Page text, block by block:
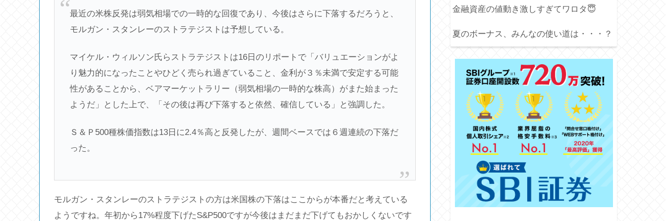
最近の米株反発は弱気相場での一時的な回復であり、今後はさらに下落するだろうと、
モルガン・スタンレーのストラテジストは予想している。
マイケル・ウィルソン氏らストラテジストは16日のリポートで「バリュエーションがよ
り魅力的になったことやひどく売られ過ぎていること、金利が３％未満で安定する可能
性があることから、ベアマーケットラリー（弱気相場の一時的な株高）がまた始まった
ようだ」とした上で、「その後は再び下落すると依然、確信している」と強調した。
Ｓ＆Ｐ500種株価指数は13日に2.4％高と反発したが、週間ベースでは６週連続の下落だ
った。
モルガン・スタンレーのストラテジストの方は米国株の下落はここからが本番だと考えている
ようですね。年初から17%程度下げたS&P500ですが今後はまだまだ下げてもおかしくないです
金融資産の値動き激しすぎてワロタ😇
夏のボーナス、みんなの使い道は・・・？